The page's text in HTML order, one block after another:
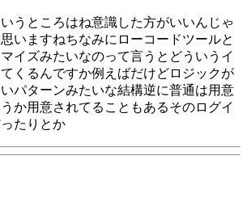
うところはね意識した方がいいんじゃ
いますねちなみにローコードツールと
イズみたいなのって言うとどういうイ
くるんですか例えばだけどロジックが
パターンみたいな結構逆に普通は用意
か用意されてることもあるそのログイ
たりとか